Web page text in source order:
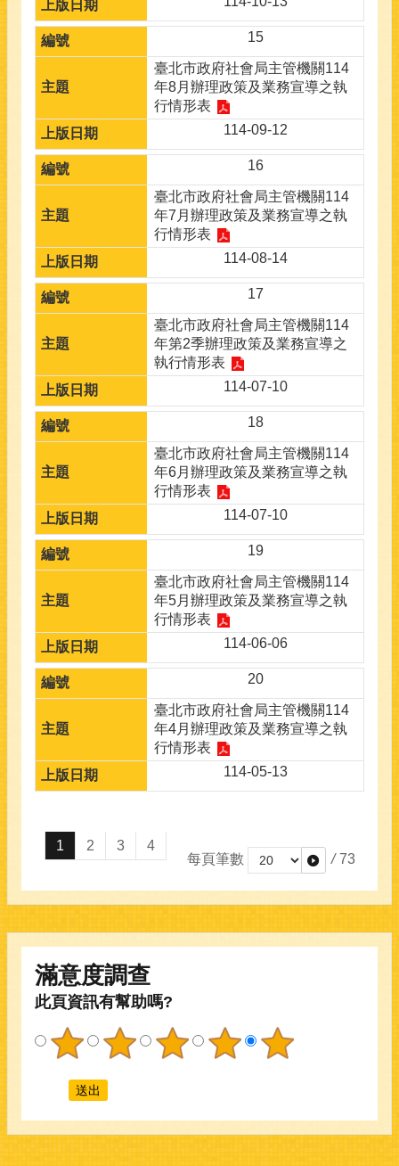
15
臺北市政府社會局主管機關114
年8月辦理政策及業務宣導之執
行情形表
114-09-12
16
臺北市政府社會局主管機關114
年7月辦理政策及業務宣導之執
行情形表
114-08-14
17
臺北市政府社會局主管機關114
年第2季辦理政策及業務宣導之
執行情形表
114-07-10
18
臺北市政府社會局主管機關114
年6月辦理政策及業務宣導之執
行情形表
114-07-10
19
臺北市政府社會局主管機關114
年5月辦理政策及業務宣導之執
行情形表
114-06-06
20
臺北市政府社會局主管機關114
年4月辦理政策及業務宣導之執
行情形表
114-05-13
1 2 3
4
每頁筆數
/ 73
滿意度調查
此頁資訊有幫助嗎?